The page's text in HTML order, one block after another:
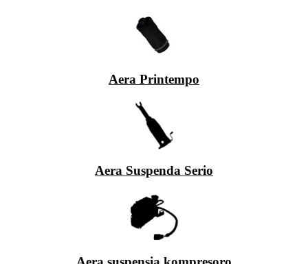
Aera Printempo
Aera Suspenda Serio